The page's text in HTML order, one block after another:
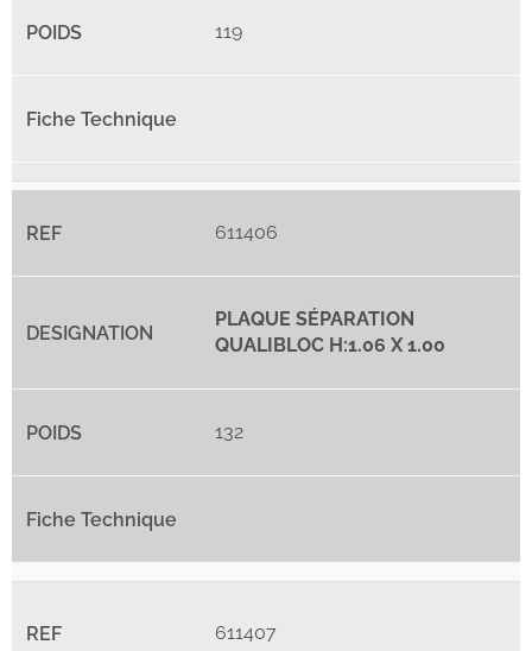
119
611406
PLAQUE SÉPARATION
QUALIBLOC H:1.06 X 1.00
132
611407